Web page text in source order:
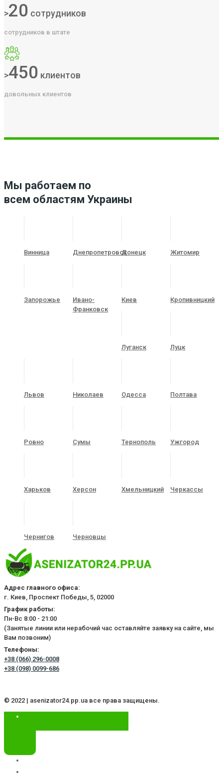
>20 сотрудников
сотрудников в штате
>450 клиентов
довольных клиентов
Мы работаем по
всем областям Украины
Винница ДнепропетровскДонецк Житомир
Запорожье
Ивано-
Франковск
Киев Кропивницкий
Луганск Луцк
Львов Николаев Одесса Полтава
Ровно Сумы Тернополь Ужгород
Харьков Херсон Хмельницкий Черкассы
Чернигов Черновцы
Адрес главного офиса:
г. Киев, Проспект Победы, 5, 02000
График работы:
Пн-Вс 8:00 - 21:00
(Занятые линии или нерабочий час оставляйте заявку на сайте, мы
Вам позвоним)
Телефоны:
+38 (066) 296-0008
+38 (098) 0099-686
© 2022 | asenizator24.pp.ua все права защищены.